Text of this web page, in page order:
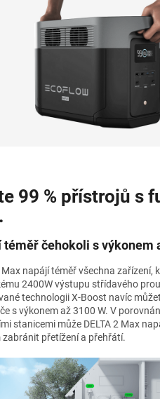
99 % přístrojů s
téměř čehokoli s výkonem
Max napájí téměř všechna zařízení,
2400W výstupu střídavého
technologii X-Boost navíc
s výkonem až 3100 W. V
stanicemi může DELTA 2 Max
zabránit přetížení a přehřátí.